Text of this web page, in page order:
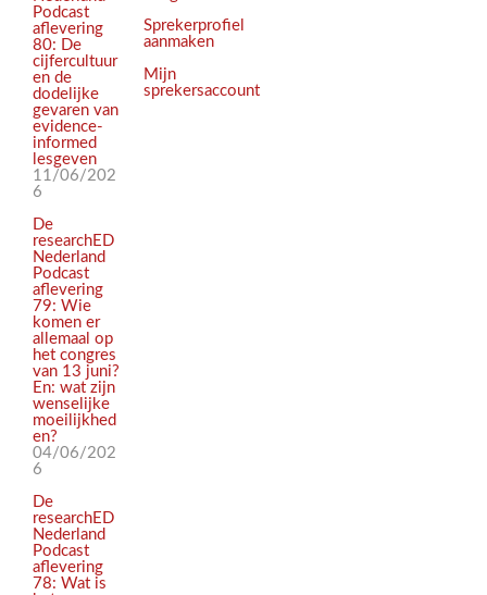
Podcast
aflevering
80: De
cijfercultuur
en de
dodelijke
gevaren van
evidence-
informed
lesgeven
11/06/202
6
De
researchED
Nederland
Podcast
aflevering
79: Wie
komen er
allemaal op
het congres
van 13 juni?
En: wat zijn
wenselijke
moeilijkhed
en?
04/06/202
6
De
researchED
Nederland
Podcast
aflevering
78: Wat is
Sprekerprofiel
aanmaken
Mijn
sprekersaccount